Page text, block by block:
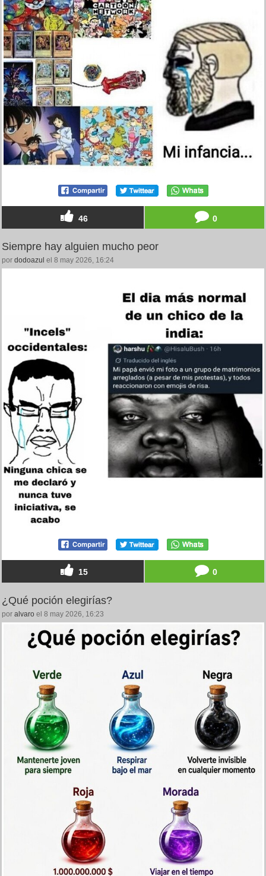
46 0
Siempre hay alguien mucho peor
por dodoazul el 8 may 2026, 16:24
15 0
¿Qué poción elegirías?
por alvaro el 8 may 2026, 16:23